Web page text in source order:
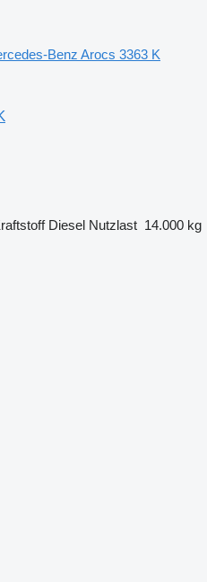
Benz Arocs 3363 K
Diesel Nutzlast 14.000 kg